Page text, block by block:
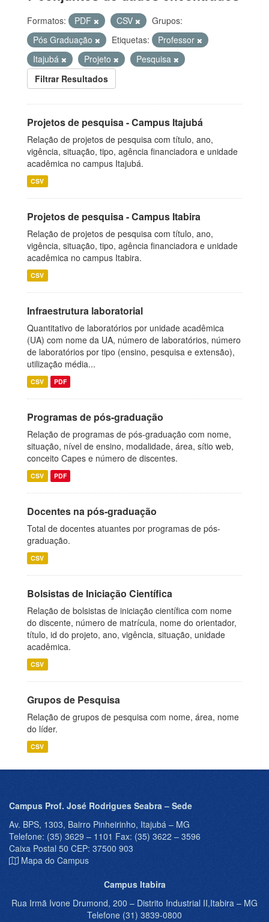
Formatos: PDF CSV
Grupos:
Pós Graduação
Etiquetas:
Professor
Itajubá
Projeto
Pesquisa
Filtrar Resultados
Projetos de pesquisa - Campus Itajubá
Relação de projetos de pesquisa com título, ano,
vigência, situação, tipo, agência financiadora e unidade
acadêmica no campus Itajubá.
CSV
Projetos de pesquisa - Campus Itabira
Relação de projetos de pesquisa com título, ano,
vigência, situação, tipo, agência financiadora e unidade
acadêmica no campus Itabira.
CSV
Infraestrutura laboratorial
Quantitativo de laboratórios por unidade acadêmica
(UA) com nome da UA, número de laboratórios, número
de laboratórios por tipo (ensino, pesquisa e extensão),
utilização média...
CSV PDF
Programas de pós-graduação
Relação de programas de pós-graduação com nome,
situação, nível de ensino, modalidade, área, sítio web,
conceito Capes e número de discentes.
CSV PDF
Docentes na pós-graduação
Total de docentes atuantes por programas de pós-
graduação.
CSV
Bolsistas de Iniciação Científica
Relação de bolsistas de iniciação científica com nome
do discente, número de matrícula, nome do orientador,
título, id do projeto, ano, vigência, situação, unidade
acadêmica.
CSV
Grupos de Pesquisa
Relação de grupos de pesquisa com nome, área, nome
do líder.
CSV
Campus Prof. José Rodrigues Seabra – Sede
Av. BPS, 1303, Bairro Pinheirinho, Itajubá – MG
Telefone: (35) 3629 – 1101 Fax: (35) 3622 – 3596
Caixa Postal 50 CEP: 37500 903
Mapa do Campus
Campus Itabira
Rua Irmã Ivone Drumond, 200 – Distrito Industrial II,Itabira – MG
Telefone (31) 3839-0800